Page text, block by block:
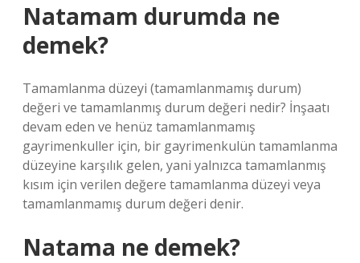
Natamam durumda ne
demek?
Tamamlanma düzeyi (tamamlanmamış durum)
değeri ve tamamlanmış durum değeri nedir? İnşaatı
devam eden ve henüz tamamlanmamış
gayrimenkuller için, bir gayrimenkulün tamamlanma
düzeyine karşılık gelen, yani yalnızca tamamlanmış
kısım için verilen değere tamamlanma düzeyi veya
tamamlanmamış durum değeri denir.
Natama ne demek?